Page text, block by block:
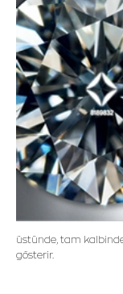
üstünde, tam
gösterir.